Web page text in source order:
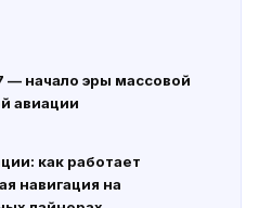
— начало эры массовой
авиации
как работает
навигация на